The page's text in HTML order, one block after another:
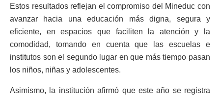
Estos resultados reflejan el compromiso del Mineduc con
avanzar hacia una educación más digna, segura y
eficiente, en espacios que faciliten la atención y la
comodidad, tomando en cuenta que las escuelas e
institutos son el segundo lugar en que más tiempo pasan
los niños, niñas y adolescentes.
Asimismo, la institución afirmó que este año se registra